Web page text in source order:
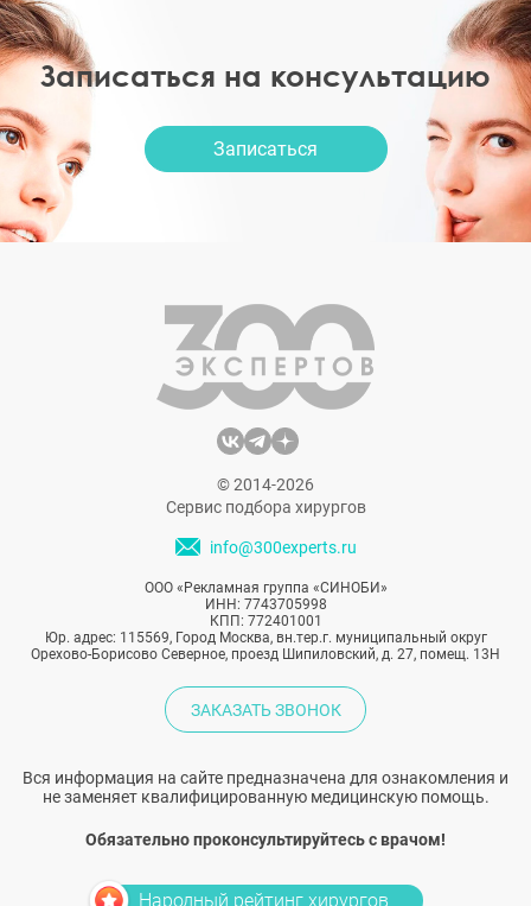
Записаться на консультацию
Записаться
© 2014-2026
Сервис подбора хирургов
info@300experts.ru
ООО «Рекламная группа «СИНОБИ»
ИНН: 7743705998
КПП: 772401001
Юр. адрес: 115569, Город Москва, вн.тер.г. муниципальный округ
Орехово-Борисово Северное, проезд Шипиловский, д. 27, помещ. 13Н
ЗАКАЗАТЬ ЗВОНОК
Вся информация на сайте предназначена для ознакомления и
не заменяет квалифицированную медицинскую помощь.
Обязательно проконсультируйтесь с врачом!
Народный рейтинг хирургов